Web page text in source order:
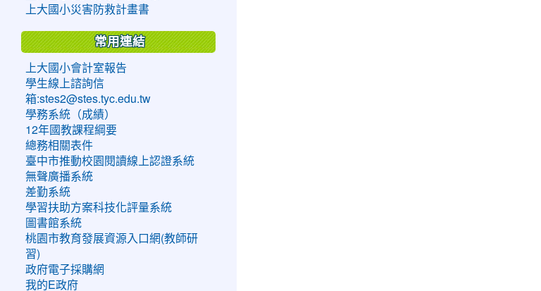
上大國小災害防救計畫書
常用連結
上大國小會計室報告
學生線上諮詢信
箱:stes2@stes.tyc.edu.tw
學務系統（成績）
12年國教課程綱要
總務相關表件
臺中市推動校園閱讀線上認證系統
無聲廣播系統
差勤系統
學習扶助方案科技化評量系統
圖書館系統
桃園市教育發展資源入口網(教師研
習)
政府電子採購網
我的E政府